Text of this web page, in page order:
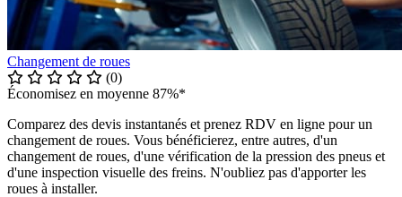
Changement de roues
(0)
Économisez en moyenne 87%*
Comparez des devis instantanés et prenez RDV en ligne pour un
changement de roues. Vous bénéficierez, entre autres, d'un
changement de roues, d'une vérification de la pression des pneus et
d'une inspection visuelle des freins. N'oubliez pas d'apporter les
roues à installer.